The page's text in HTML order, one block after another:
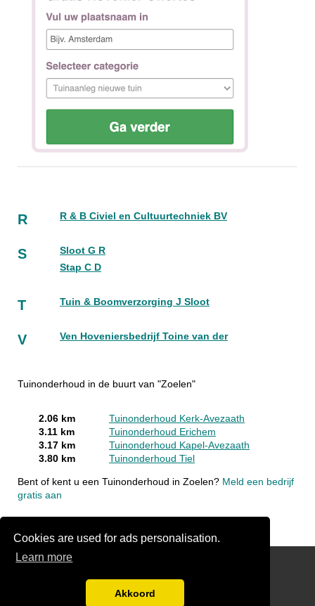
Cookies are used for ads personalisation.
Learn more
Akkoord
R R & B Civiel en Cultuurtechniek BV
S
Sloot G R
Stap C D
T Tuin & Boomverzorging J Sloot
V Ven Hoveniersbedrijf Toine van der
Tuinonderhoud in de buurt van "Zoelen"
2.06 km
Tuinonderhoud Kerk-Avezaath
3.11 km
Tuinonderhoud Erichem
3.17 km
Tuinonderhoud Kapel-Avezaath
3.80 km
Tuinonderhoud Tiel
Bent of kent u een Tuinonderhoud in Zoelen? Meld een bedrijf
gratis aan
hoveniergegevens.nl
Gratis Hovenier Offertes Vergelijken